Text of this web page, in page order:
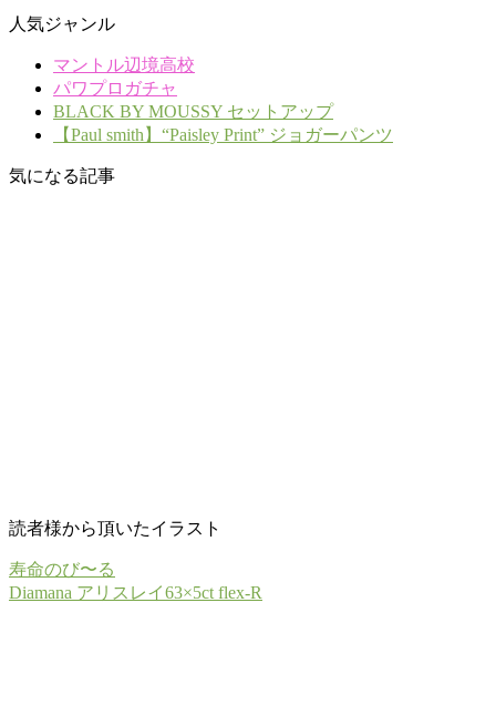
人気ジャンル
マントル辺境高校
パワプロガチャ
BLACK BY MOUSSY セットアップ
【Paul smith】“Paisley Print” ジョガーパンツ
気になる記事
読者様から頂いたイラスト
寿命のび〜る
Diamana アリスレイ63×5ct flex-R